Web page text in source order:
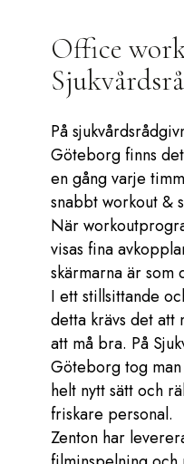
Office
På
Göteborg finns
en gång varje
snabbt workout &
När
visas fina
skärmarna är som
I ett stillsittande
detta krävs det
att må bra. På
Göteborg tog
helt nytt sätt och
friskare personal.
Zenton har